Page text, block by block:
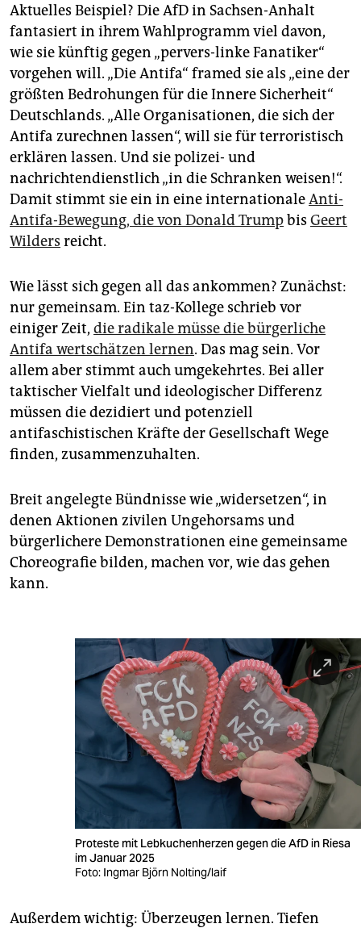
Aktuelles Beispiel? Die AfD in Sachsen-Anhalt
fantasiert in ihrem Wahlprogramm viel davon,
wie sie künftig gegen „pervers-linke Fanatiker“
vorgehen will. „Die Antifa“ framed sie als „eine der
größten Bedrohungen für die Innere Sicherheit“
Deutschlands. „Alle Organisationen, die sich der
Antifa zurechnen lassen“, will sie für terroristisch
erklären lassen. Und sie polizei- und
nachrichtendienstlich „in die Schranken weisen!“.
Damit stimmt sie ein in eine internationaleAnti-
Antifa-Bewegung, die von Donald Trumpbis Geert
Wilders reicht.
Wie lässt sich gegen all das ankommen? Zunächst:
nur gemeinsam. Ein taz-Kollege schrieb vor
einiger Zeit, die radikale müsse die bürgerliche
Antifa wertschätzen lernen. Das mag sein. Vor
allem aber stimmt auch umgekehrtes. Bei aller
taktischer Vielfalt und ideologischer Differenz
müssen die dezidiert und potenziell
antifaschistischen Kräfte der Gesellschaft Wege
finden, zusammenzuhalten.
Breit angelegte Bündnisse wie „widersetzen“, in
denen Aktionen zivilen Ungehorsams und
bürgerlichere Demonstrationen eine gemeinsame
Choreografie bilden, machen vor, wie das gehen
kann.
Proteste mit Lebkuchenherzen gegen die AfD in Riesa
im Januar 2025
Foto: Ingmar Björn Nolting/laif
Außerdem wichtig: Überzeugen lernen. Tiefen